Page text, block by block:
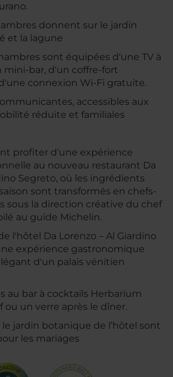
donnent sur le jardin
et la lagune
sont équipées d'une TV à
mini-bar, d'un coffre-fort
connexion Wi-Fi gratuite.
accessibles aux
réduite et familiales
profiter d'une expérience
au nouveau restaurant Da
Segreto, où les ingrédients
sont transformés en chefs-
sous la direction créative du chef
au guide Michelin.
l'hôtel Da Lorenzo – Al Giardino
expérience gastronomique
d'un palais vénitien
au bar à cocktails Herbarium
ou un verre après le dîner.
le jardin botanique de l’hôtel sont
les mariages